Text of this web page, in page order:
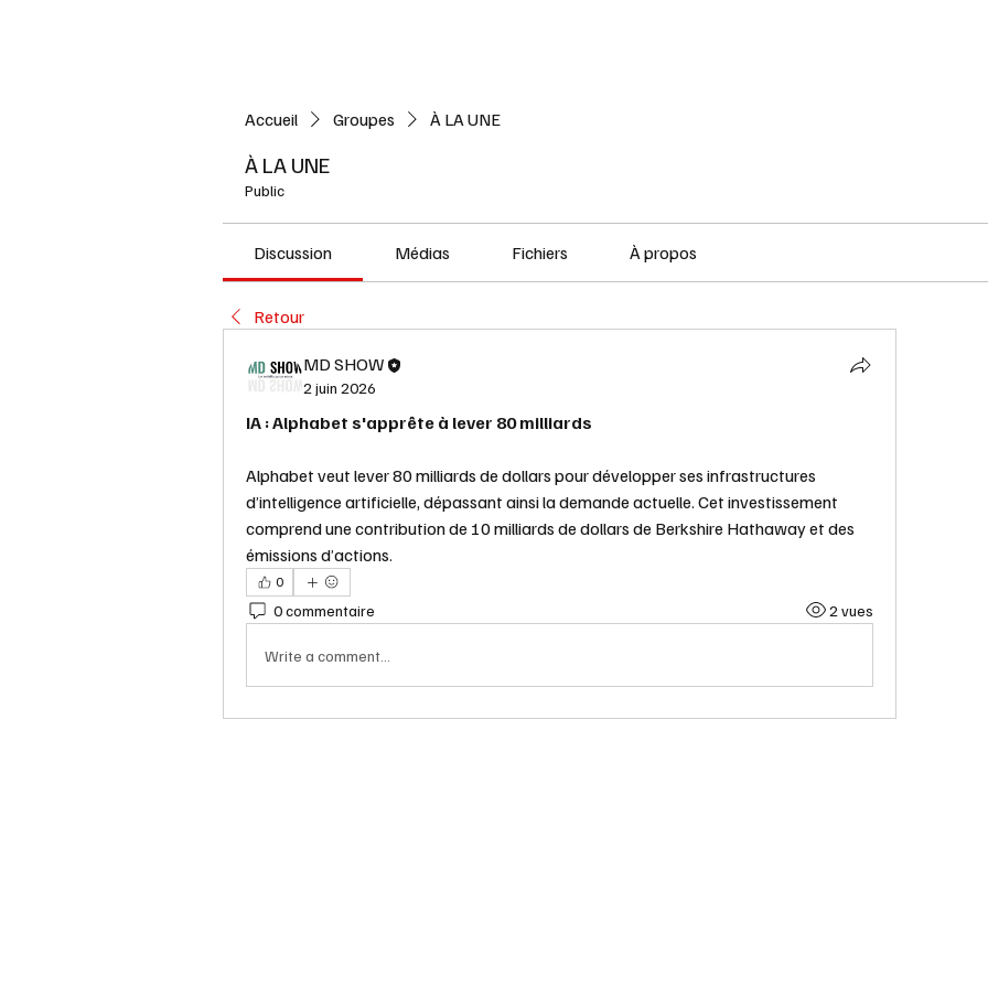
Accueil Groupes À LA UNE
À LA UNE
Public
Discussion Médias Fichiers À propos
Retour
MD SHOW
2 juin 2026
IA : Alphabet s'apprête à lever 80 milliards
Alphabet veut lever 80 milliards de dollars pour développer ses infrastructures
d’intelligence artificielle, dépassant ainsi la demande actuelle. Cet investissement
comprend une contribution de 10 milliards de dollars de Berkshire Hathaway et des
émissions d’actions.
0
0 commentaire 2 vues
Write a comment...